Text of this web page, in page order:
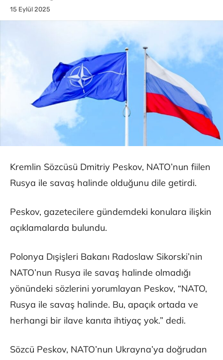
15 Eylül 2025
Kremlin Sözcüsü Dmitriy Peskov, NATO’nun fiilen
Rusya ile savaş halinde olduğunu dile getirdi.
Peskov, gazetecilere gündemdeki konulara ilişkin
açıklamalarda bulundu.
Polonya Dışişleri Bakanı Radoslaw Sikorski’nin
NATO’nun Rusya ile savaş halinde olmadığı
yönündeki sözlerini yorumlayan Peskov, “NATO,
Rusya ile savaş halinde. Bu, apaçık ortada ve
herhangi bir ilave kanıta ihtiyaç yok.” dedi.
Sözcü Peskov, NATO’nun Ukrayna’ya doğrudan